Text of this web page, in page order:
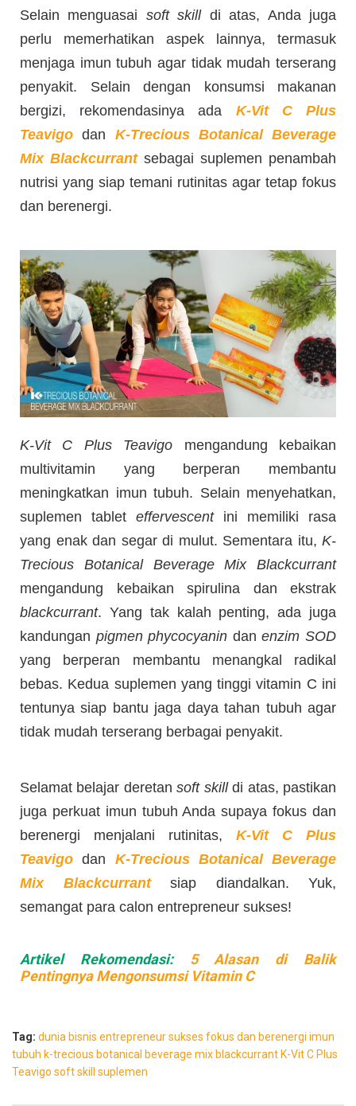
Selain menguasai soft skilldi atas, Anda juga
perlu memerhatikan aspek lainnya, termasuk
menjaga imun tubuh agar tidak mudah terserang
penyakit. Selain dengan konsumsi makanan
bergizi, rekomendasinya ada K-Vit C Plus
Teavigo dan K-Trecious Botanical Beverage
Mix Blackcurrantsebagai suplemen penambah
nutrisi yang siap temani rutinitas agar tetap fokus
dan berenergi.
K-Vit C Plus Teavigo mengandung kebaikan
multivitamin yang berperan membantu
meningkatkan imun tubuh. Selain menyehatkan,
suplemen tablet effervescent ini memiliki rasa
yang enak dan segar di mulut. Sementara itu, K-
Trecious Botanical Beverage Mix Blackcurrant
mengandung kebaikan spirulina dan ekstrak
blackcurrant. Yang tak kalah penting, ada juga
kandungan pigmen phycocyanin danenzim SOD
yang berperan membantu menangkal radikal
bebas. Kedua suplemen yang tinggi vitamin C ini
tentunya siap bantu jaga daya tahan tubuh agar
tidak mudah terserang berbagai penyakit.
Selamat belajar deretansoft skilldi atas, pastikan
juga perkuat imun tubuh Anda supaya fokus dan
berenergi menjalani rutinitas, K-Vit C Plus
Teavigo dan K-Trecious Botanical Beverage
Mix Blackcurrant siap diandalkan. Yuk,
semangat para calon entrepreneur sukses!
Artikel Rekomendasi: 5 Alasan di Balik
Pentingnya Mengonsumsi Vitamin C
Tag: dunia bisnis entrepreneur sukses fokus dan berenergi imun
tubuh k-trecious botanical beverage mix blackcurrant K-Vit C Plus
Teavigo soft skill suplemen